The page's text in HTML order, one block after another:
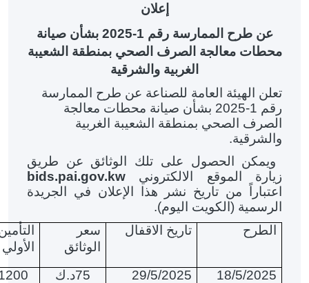
إعلان
عن طرح
الممارسة رقم 1-2025 بشأن صيانة
محطات معالجة الصرف الصحي بمنطقة الشعيبة
الغربية والشرقية
تعلن الهيئة العامة للصناعة عن طرح الممارسة
رقم 1-2025 بشأن صيانة محطات معالجة
الصرف الصحي بمنطقة الشعيبة الغربية
والشرقية.
ويمكن الحصول على تلك الوثائق عن طريق
زيارة الموقع الالكتروني bids.pai.gov.kw
اعتباراً من تاريخ نشر هذا الإعلان في الجريدة
الرسمية (الكويت اليوم).
الطرح
تاريخ الاقفال
سعر
الوثائق
الأولي
18/5/2025
29/5/2025 75د.ك 1200